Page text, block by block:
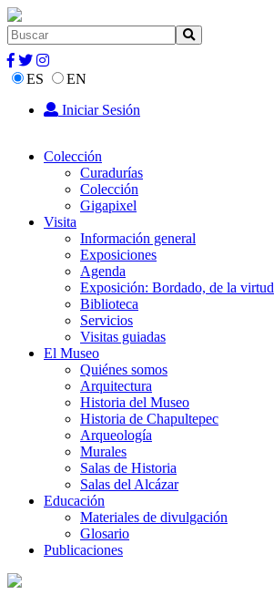
ES
EN
Iniciar Sesión
Colección
Curadurías
Colección
Gigapixel
Visita
Información general
Exposiciones
Agenda
Exposición: Bordado, de la virtud
Biblioteca
Servicios
Visitas guiadas
El Museo
Quiénes somos
Arquitectura
Historia del Museo
Historia de Chapultepec
Arqueología
Murales
Salas de Historia
Salas del Alcázar
Educación
Materiales de divulgación
Glosario
Publicaciones